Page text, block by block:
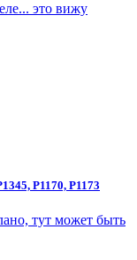
это вижу
P1170, P1173
тут может быть